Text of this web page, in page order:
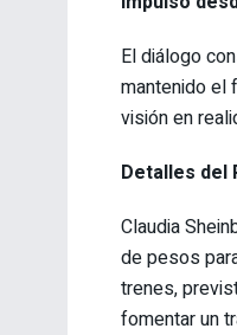
El diálogo
mantenido el
visión en
Detalles
Claudia
de pesos
trenes,
fomentar un